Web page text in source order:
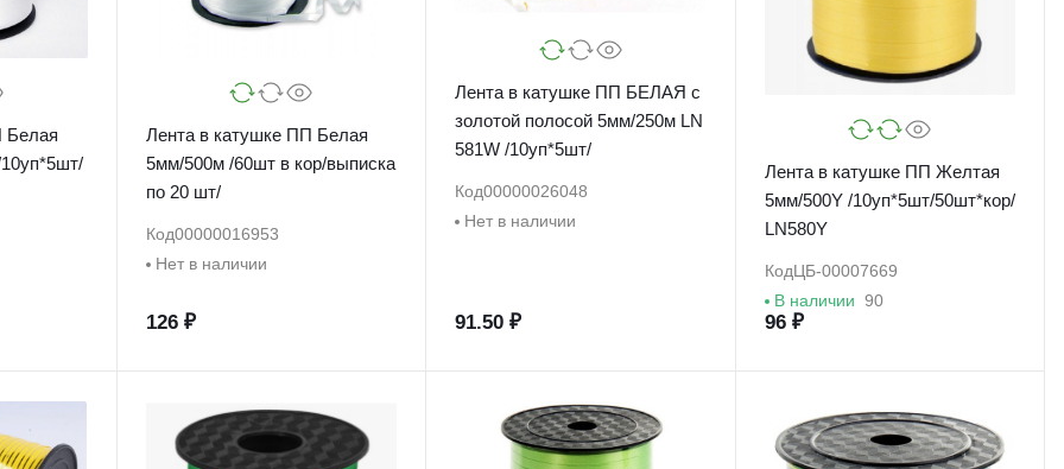
Белая
/10уп*5шт/
Лента в катушке ПП Белая
5мм/500м /60шт в кор/выписка
по 20 шт/
Код00000016953
Нет в наличии
126 ₽
Лента в катушке ПП БЕЛАЯ с
золотой полосой 5мм/250м LN
581W /10уп*5шт/
Код00000026048
Нет в наличии
91.50 ₽
Лента в катушке ПП Желтая
5мм/500Y /10уп*5шт/50шт*кор/
LN580Y
КодЦБ-00007669
В наличии 90
96 ₽